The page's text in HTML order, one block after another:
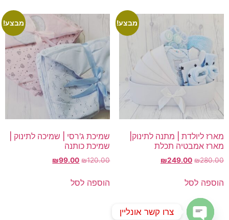
מבצע!
מארז ליולדת | מתנה לתינוק|
מארז אמבטיה תכלת
₪280.00
המחיר
היה:
₪249.00
הוספה לסל
מבצע!
שמיכת ג'רסי | שמיכה לתינוק |
שמיכת כותנה
₪120.00
המחיר
היה:
₪99.00
המחיר
הוספה לסל
צרו קשר אונליין